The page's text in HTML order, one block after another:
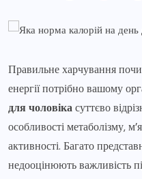
Правильне харчування
енергії потрібно вашому
для чоловікасуттєво
особливості метаболізму,
активності. Багато
недооцінюють важливість